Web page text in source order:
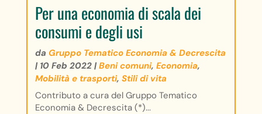
Per una economia di scala dei
consumi e degli usi
da Gruppo Tematico Economia & Decrescita
| 10 Feb 2022|Beni comuni, Economia,
Mobilità e trasporti, Stili di vita
Contributo a cura del Gruppo Tematico
Economia & Decrescita (*)...